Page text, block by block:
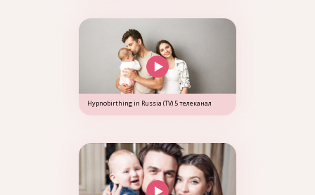
Hypnobirthing in Russia (TV) 5 телеканал